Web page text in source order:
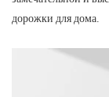
дорожки для дома.